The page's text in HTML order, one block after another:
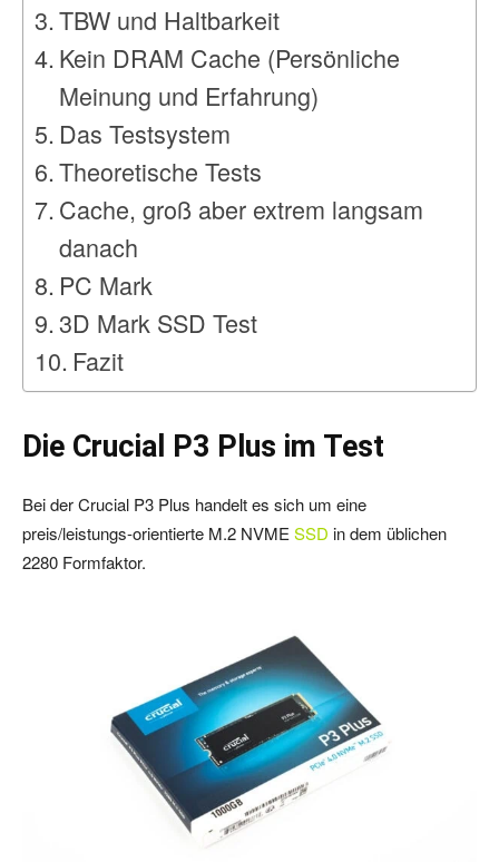
TBW und Haltbarkeit
Kein DRAM Cache (Persönliche
Meinung und Erfahrung)
Das Testsystem
Theoretische Tests
Cache, groß aber extrem langsam
danach
PC Mark
3D Mark SSD Test
Fazit
Die Crucial P3 Plus im Test
Bei der Crucial P3 Plus handelt es sich um eine
preis/leistungs-orientierte M.2 NVME SSD in dem üblichen
2280 Formfaktor.